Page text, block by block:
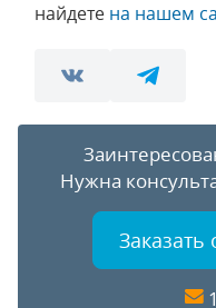
найдете на нашем
Нужна